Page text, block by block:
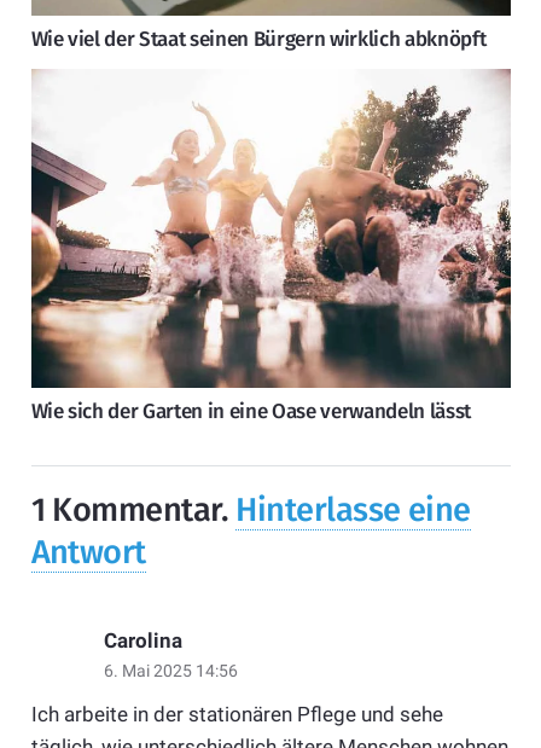
Wie viel der Staat seinen Bürgern wirklich abknöpft
Wie sich der Garten in eine Oase verwandeln lässt
1 Kommentar. Hinterlasse eine
Antwort
Carolina
6. Mai 2025 14:56
Ich arbeite in der stationären Pflege und sehe